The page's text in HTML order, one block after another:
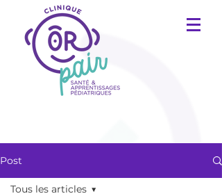
Post
Tous les articles